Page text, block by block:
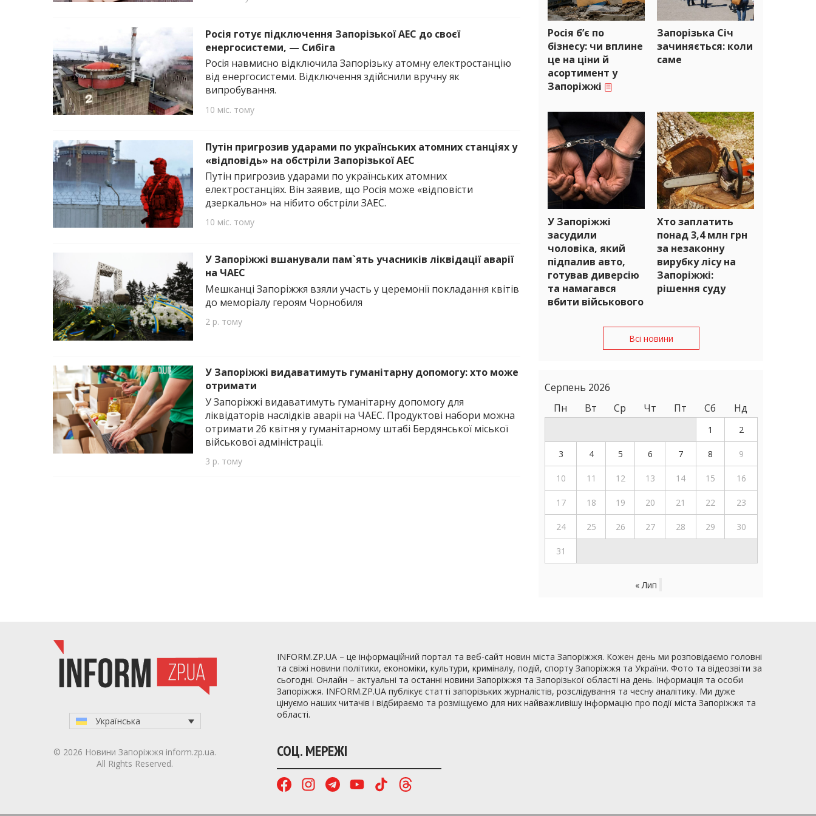
Росія готує підключення Запорізької АЕС до своєї
енергосистеми, — Сибіга
Росія навмисно відключила Запорізьку атомну електростанцію
від енергосистеми. Відключення здійснили вручну як
випробування.
10 міс. тому
Путін пригрозив ударами по українських атомних станціях у
«відповідь» на обстріли Запорізької АЕС
Путін пригрозив ударами по українських атомних
електростанціях. Він заявив, що Росія може «відповісти
дзеркально» на нібито обстріли ЗАЕС.
10 міс. тому
У Запоріжжі вшанували пам`ять учасників ліквідації аварії
на ЧАЕС
Мешканці Запоріжжя взяли участь у церемонії покладання квітів
до меморіалу героям Чорнобиля
2 р. тому
У Запоріжжі видаватимуть гуманітарну допомогу: хто може
отримати
У Запоріжжі видаватимуть гуманітарну допомогу для
ліквідаторів наслідків аварії на ЧАЕС. Продуктові набори можна
отримати 26 квітня у гуманітарному штабі Бердянської міської
військової адміністрації.
3 р. тому
Росія б’є по
бізнесу: чи вплине
це на ціни й
асортимент у
Запоріжжі
Запорізька Січ
зачиняється: коли
саме
У Запоріжжі
засудили
чоловіка, який
підпалив авто,
готував диверсію
та намагався
вбити військового
Хто заплатить
понад 3,4 млн грн
за незаконну
вирубку лісу на
Запоріжжі:
рішення суду
Всі новини
Серпень 2026
Пн
Вт Ср Чт Пт Сб Нд
1 2
3 4 5 6 7 8 9
10 11 12 13 14 15 16
17 18 19 20 21 22 23
24 25 26 27 28 29 30
31
« Лип
INFORM.ZP.UA – це інформаційний портал та веб-сайт новин міста Запоріжжя. Кожен день ми розповідаємо головні
та свіжі новини політики, економіки, культури, криміналу, подій, спорту Запоріжжя та України. Фото та відеозвіти за
сьогодні. Онлайн – актуальні та останні новини Запоріжжя та Запорізької області на день. Інформація та особи
Запоріжжя. INFORM.ZP.UA публікує статті запорізьких журналістів, розслідування та чесну аналітику. Ми дуже
цінуємо наших читачів і відбираємо та розміщуємо для них найважливішу інформацію про події міста Запоріжжя та
області.
СОЦ. МЕРЕЖІ
Українська
© 2026 Новини Запоріжжя inform.zp.ua.
All Rights Reserved.